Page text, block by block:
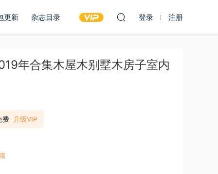
更新 杂志目录 登录 注册
年合集木屋木别墅木房子室内
费 升级VIP